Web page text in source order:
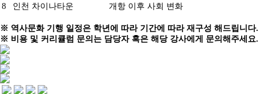
8 인천 차이나타운 개항 이후 사회 변화
※ 역사문화 기행 일정은 학년에 따라 기간에 따라 재구성 해드립니다.
※ 비용 및 커리큘럼 문의는 담당자 혹은 해당 강사에게 문의해주세요.